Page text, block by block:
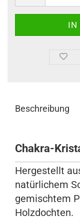
Beschreibung
Chakra-
Hergestellt
natürlichem
gemischtem
Holzdochten.